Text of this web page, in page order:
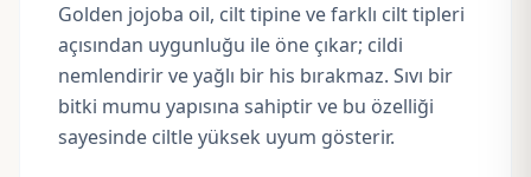
Golden jojoba oil, cilt tipine ve farklı cilt tipleri
açısından uygunluğu ile öne çıkar; cildi
nemlendirir ve yağlı bir his bırakmaz. Sıvı bir
bitki mumu yapısına sahiptir ve bu özelliği
sayesinde ciltle yüksek uyum gösterir.